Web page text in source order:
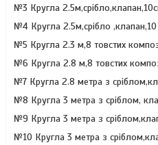
№3 Кругла
№4 Кругла 2.5м,срібло
№5 Кругла 2.3 м,8 товстих
№6 Кругла 2.8 м,8 товстих
№7 Кругла 2.8 метра з
№8 Кругла 3 метра з сріблом,
№9 Кругла 3 метра з
№10 Кругла 3 метра з